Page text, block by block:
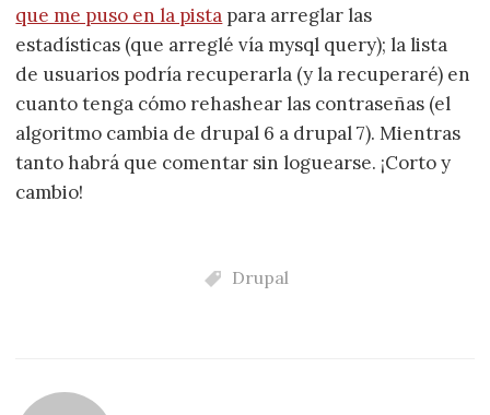
que me puso en la pista para arreglar las
estadísticas (que arreglé vía mysql query); la lista
de usuarios podría recuperarla (y la recuperaré) en
cuanto tenga cómo rehashear las contraseñas (el
algoritmo cambia de drupal 6 a drupal 7). Mientras
tanto habrá que comentar sin loguearse. ¡Corto y
cambio!
Drupal